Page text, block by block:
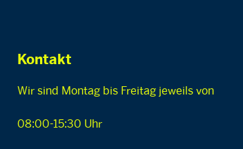
Kontakt
Wir sind Montag bis Freitag jeweils von
08:00-15:30 Uhr